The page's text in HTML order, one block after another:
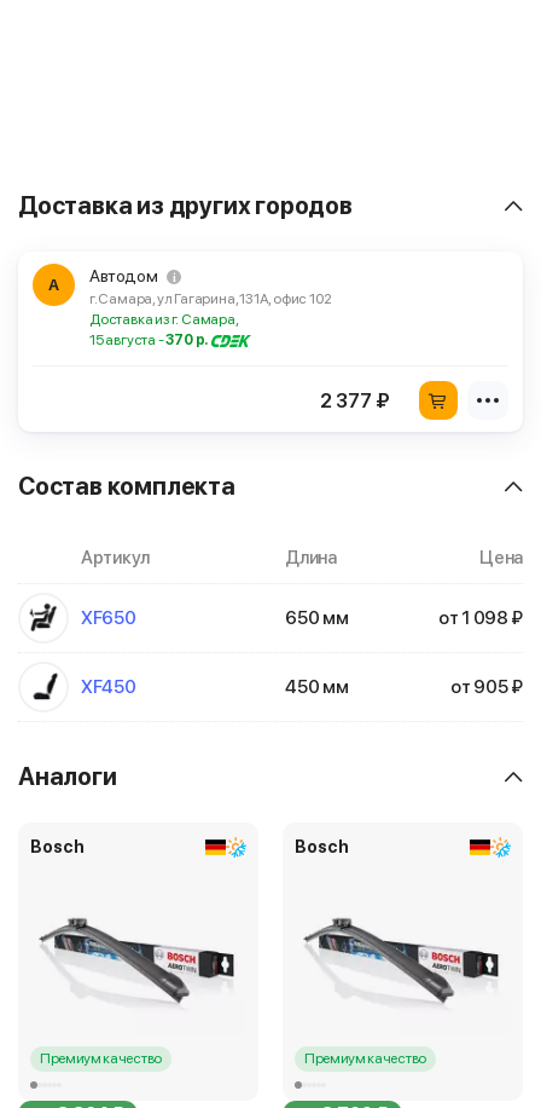
Доставка из других городов
А Автодом
г. Самара, ул Гагарина, 131А, офис 102
Доставка из г. Самара,
15 августа -370 р.
2 377 ₽
Состав комплекта
Артикул Длина Цена
XF650 650 мм от 1 098 ₽
XF450 450 мм от 905 ₽
Аналоги
Bosch
Премиум качество
Bosch
Премиум качество